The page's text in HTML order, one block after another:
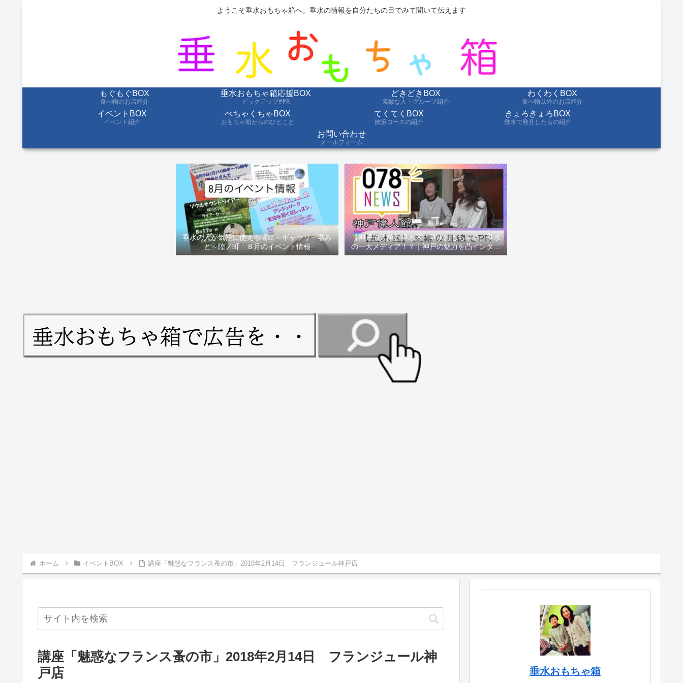
ようこそ垂水おもちゃ箱へ。垂水の情報を自分たちの目でみて聞いて伝えます
もぐもぐBOX
食べ物のお店紹介
垂水おもちゃ箱応援BOX
ピックアップ#PR
どきどきBOX
素敵な人・グループ紹介
わくわくBOX
食べ物以外のお店紹介
イベントBOX
イベント紹介
ぺちゃくちゃBOX
おもちゃ箱からのひとこと
てくてくBOX
散策コースの紹介
きょろきょろBOX
垂水で発見したもの紹介
お問い合わせ
メールフォーム
垂水の人が気軽に使える場に～ギャラリー器み
と～陸ノ町 ８月のイベント情報
【神戸偉人館】垂水区「垂水おもちゃ箱」垂水
の一大メディア！？｜神戸の魅力を凸インタビ
ュー！！【078NEWS( 078ニュース)】
ホーム イベントBOX 講座「魅惑なフランス蚤の市」2018年2月14日 フランジュール神戸店
講座「魅惑なフランス蚤の市」2018年2月14日 フランジュール神
戸店
垂水おもちゃ箱